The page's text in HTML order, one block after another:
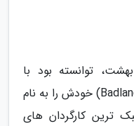
توانسته بود با
ساخت فیلم زمین های لم یزرع (Badlands) خودش را به نام
کارگردان های